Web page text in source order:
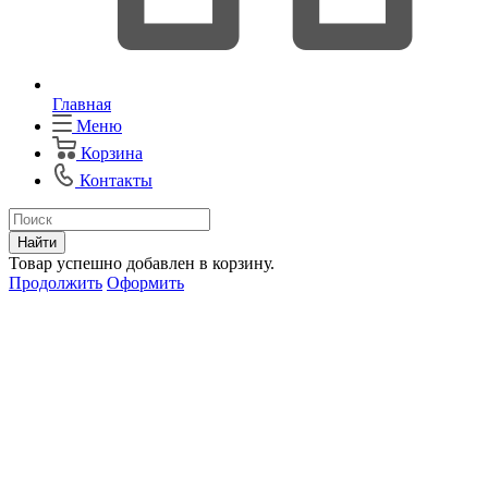
Главная
Меню
Корзина
Контакты
Найти
Товар успешно добавлен в корзину.
Продолжить Оформить